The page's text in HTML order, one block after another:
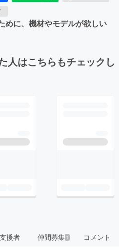
めに、機材やモデルが欲しい
人はこちらもチェックし
支援者 仲間募集 1 コメント